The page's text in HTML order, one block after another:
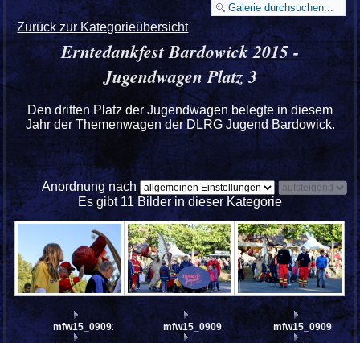
Zurück zur Kategorieübersicht
Erntedankfest Bardowick 2015 -
Jugendwagen Platz 3
Den dritten Platz der Jugendwagen belegte in diesem
Jahr der Themenwagen der DLRG Jugend Bardowick.
Anordnung nach
Es gibt 11 Bilder in dieser Kategorie
mfw15_090913w
mfw15_090911w
mfw15_090910w